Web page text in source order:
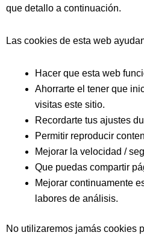
que detallo a continuación.
Las cookies de esta web
Hacer que esta web
Ahorrarte el tener que
visitas este sitio.
Recordarte tus ajustes
Permitir reproducir
Mejorar la velocidad /
Que puedas compartir
Mejorar continuamente
labores de análisis.
No utilizaremos jamás cookies